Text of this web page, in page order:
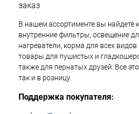
заказ
В нашем ассортименте вы найдете
внутренние фильтры, освещение
нагреватели, корма для всех
товары для пушистых и
также для пернатых друзей. Все
так и в розницу.
Поддержка покупателя: